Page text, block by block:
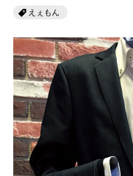
えぇもん